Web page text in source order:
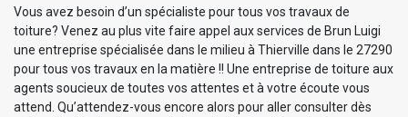
Vous avez besoin d’un spécialiste pour tous vos travaux de
toiture? Venez au plus vite faire appel aux services de Brun Luigi
une entreprise spécialisée dans le milieu à Thierville dans le 27290
pour tous vos travaux en la matière !! Une entreprise de toiture aux
agents soucieux de toutes vos attentes et à votre écoute vous
attend. Qu’attendez-vous encore alors pour aller consulter dès